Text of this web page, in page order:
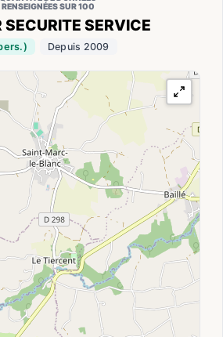
SECURITE SERVICE
Depuis 2009
RENSEIGNÉES SUR 100